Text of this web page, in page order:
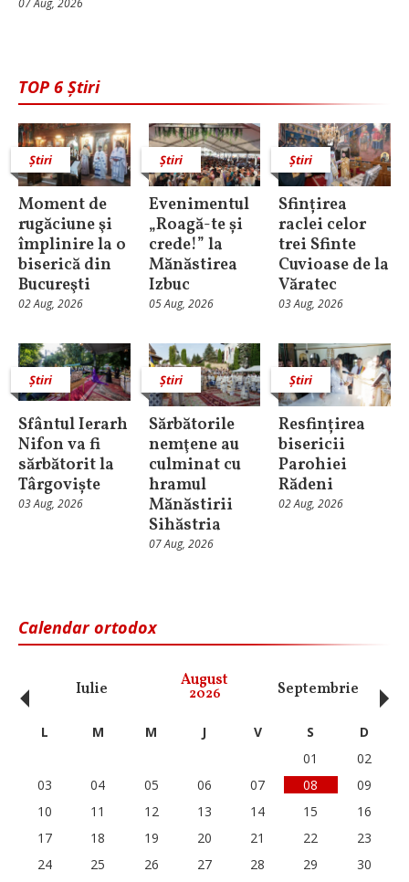
07 Aug, 2026
TOP 6 Știri
Știri
Moment de
rugăciune şi
împlinire la o
biserică din
Bucureşti
02 Aug, 2026
Știri
Evenimentul
„Roagă-te și
crede!” la
Mănăstirea
Izbuc
05 Aug, 2026
Știri
Sfințirea
raclei celor
trei Sfinte
Cuvioase de la
Văratec
03 Aug, 2026
Știri
Sfântul Ierarh
Nifon va fi
sărbătorit la
Târgoviște
03 Aug, 2026
Știri
Sărbătorile
nemţene au
culminat cu
hramul
Mănăstirii
Sihăstria
07 Aug, 2026
Știri
Resfințirea
bisericii
Parohiei
Rădeni
02 Aug, 2026
Calendar ortodox
Iulie August
2026 Septembrie
‹ L M M J V S
D
01
02
03
04 05 06 07 08
09
10
11 12 13 14 15
16
17
18 19 20 21 22
23
24
25 26 27 28 29
30